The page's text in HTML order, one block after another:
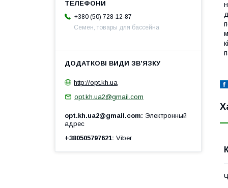
+380 (50) 728-12-87
Семен, товары для бассейна
http://opt.kh.ua
opt.kh.ua2@gmail.com
opt.kh.ua2@gmail.com
Электронный
адрес
+380505797621 Viber